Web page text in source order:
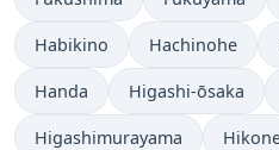
Habikino Hachinohe
Handa Higashi-ōsaka
Higashimurayama